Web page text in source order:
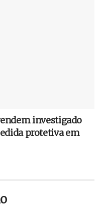
investigado
protetiva em